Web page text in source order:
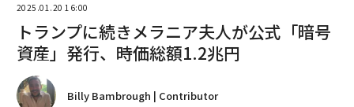
2025.01.20 16:00
トランプに続きメラニア夫人が公式「暗号
資産」発行、時価総額1.2兆円
Billy Bambrough | Contributor